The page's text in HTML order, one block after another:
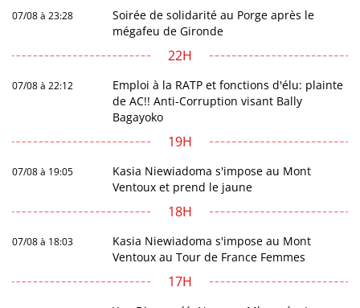
07/08 à 23:28
Soirée de solidarité au Porge après le
mégafeu de Gironde
22H
07/08 à 22:12
Emploi à la RATP et fonctions d'élu: plainte
de AC!! Anti-Corruption visant Bally
Bagayoko
19H
07/08 à 19:05
Kasia Niewiadoma s'impose au Mont
Ventoux et prend le jaune
18H
07/08 à 18:03
Kasia Niewiadoma s'impose au Mont
Ventoux au Tour de France Femmes
17H